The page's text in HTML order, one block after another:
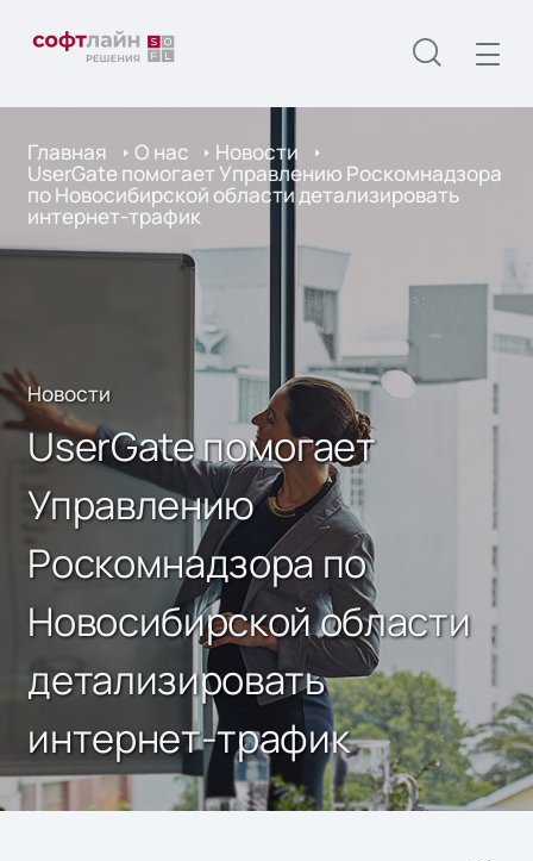
Главная О нас Новости
UserGate помогает Управлению Роскомнадзора
по Новосибирской области детализировать
интернет-трафик
Новости
UserGate помогает
Управлению
Роскомнадзора по
Новосибирской области
детализировать
интернет-трафик